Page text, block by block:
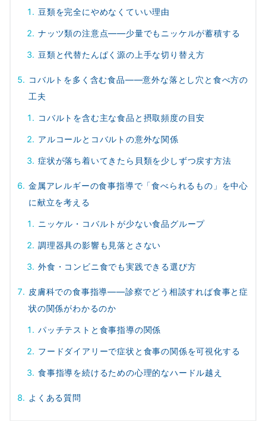
豆類を完全にやめなくていい理由
ナッツ類の注意点――少量でもニッケルが蓄積する
豆類と代替たんぱく源の上手な切り替え方
コバルトを多く含む食品――意外な落とし穴と食べ方の
工夫
コバルトを含む主な食品と摂取頻度の目安
アルコールとコバルトの意外な関係
症状が落ち着いてきたら貝類を少しずつ戻す方法
金属アレルギーの食事指導で「食べられるもの」を中心
に献立を考える
ニッケル・コバルトが少ない食品グループ
調理器具の影響も見落とさない
外食・コンビニ食でも実践できる選び方
皮膚科での食事指導――診察でどう相談すれば食事と症
状の関係がわかるのか
パッチテストと食事指導の関係
フードダイアリーで症状と食事の関係を可視化する
食事指導を続けるための心理的なハードル越え
よくある質問